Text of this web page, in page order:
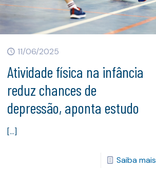
11/06/2025
Atividade física na infância
reduz chances de
depressão, aponta estudo
[…]
Saiba mais